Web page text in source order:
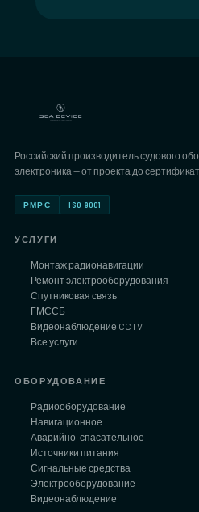
Российский производитель судового
электроника — от проекта до
РМРС ISO 9001
УСЛУГИ
Монтаж радионавигации
Ремонт электрооборудования
Спутниковая связь
ГМССБ
Видеонаблюдение CCTV
Все услуги
ОБОРУДОВАНИЕ
Радиооборудование
Навигационное
Аварийно-спасательное
Источники питания
Сигнальные средства
Электрооборудование
Видеонаблюдение